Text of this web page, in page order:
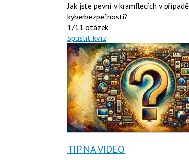
Jak jste pevní v kramflecích v případě
kyberbezpečnosti?
1/11 otázek
Spustit kvíz
TIP NA VIDEO